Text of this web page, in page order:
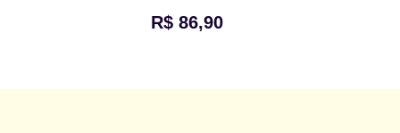
R$ 86,90